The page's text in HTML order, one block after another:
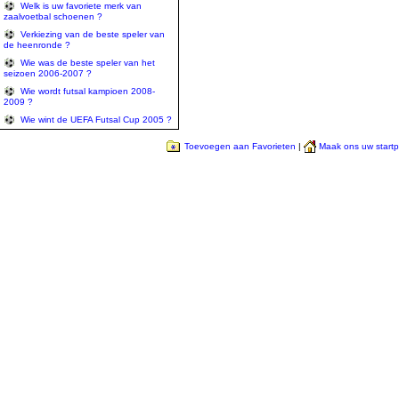
Welk is uw favoriete merk van
zaalvoetbal schoenen ?
Verkiezing van de beste speler van
de heenronde ?
Wie was de beste speler van het
seizoen 2006-2007 ?
Wie wordt futsal kampioen 2008-
2009 ?
Wie wint de UEFA Futsal Cup 2005 ?
Toevoegen aan Favorieten | Maak ons uw